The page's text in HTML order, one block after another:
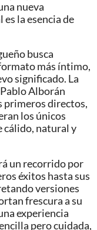
nueva
la esencia de
busca
más íntimo,
significado. La
Alborán
primeros directos,
los únicos
cálido, natural y
un recorrido por
éxitos hasta sus
versiones
frescura a su
experiencia
pero cuidada,